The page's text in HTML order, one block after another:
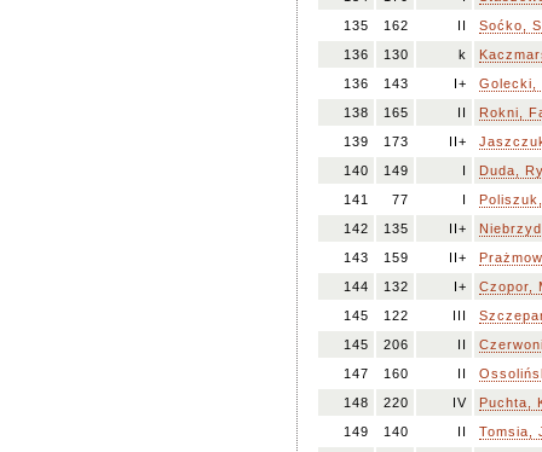
135
162 II
Soćko,
136
130 k
136
143 I+
Golecki,
138
165 II
Rokni,
139
173 II+
140
149 I
Duda,
141
77 I
142
135 II+
143
159 II+
144
132 I+
Czopor,
145
122 III
145
206 II
147
160 II
148
220 IV
Puchta,
149
140 II
Tomsia,